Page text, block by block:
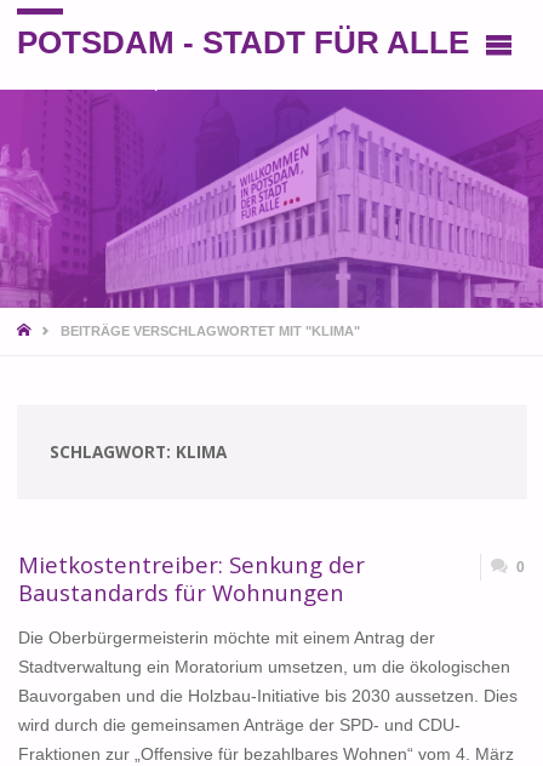
POTSDAM - STADT FÜR ALLE
STARTBEITRÄGE VERSCHLAGWORTET MIT "KLIMA"
SCHLAGWORT: KLIMA
Mietkostentreiber: Senkung der
Baustandards für Wohnungen
0
Die Oberbürgermeisterin möchte mit einem Antrag der
Stadtverwaltung ein Moratorium umsetzen, um die ökologischen
Bauvorgaben und die Holzbau-Initiative bis 2030 aussetzen. Dies
wird durch die gemeinsamen Anträge der SPD- und CDU-
Fraktionen zur „Offensive für bezahlbares Wohnen“ vom 4. März